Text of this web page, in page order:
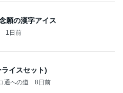
願の漢字アイス
1日前
イスセット)
通への道 8日前